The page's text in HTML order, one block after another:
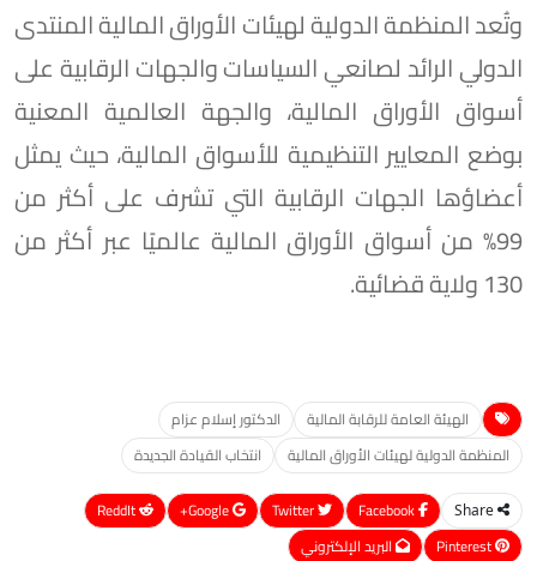
وتُعد المنظمة الدولية لهيئات الأوراق المالية المنتدى
الدولي الرائد لصانعي السياسات والجهات الرقابية على
أسواق الأوراق المالية، والجهة العالمية المعنية
بوضع المعايير التنظيمية للأسواق المالية، حيث يمثل
أعضاؤها الجهات الرقابية التي تشرف على أكثر من
99% من أسواق الأوراق المالية عالميًا عبر أكثر من
130 ولاية قضائية.
الهيئة العامة للرقابة المالية
الدكتور إسلام عزام
المنظمة الدولية لهيئات الأوراق المالية
انتخاب القيادة الجديدة
Share
Google+
ReddIt
Pinterest
البريد الإلكتروني